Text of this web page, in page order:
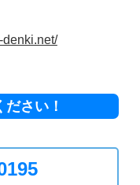
denki.net/
さい！